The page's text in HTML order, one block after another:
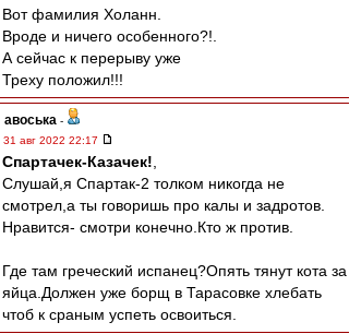
Вот фамилия Холанн.
Вроде и ничего особенного?!.
А сейчас к перерыву уже
Треху положил!!!
авоська -
31 авг 2022 22:17
Спартачек-Казачек!
Слушай,я Спартак-2 толком никогда не
смотрел,а ты говоришь про калы и задротов.
Нравится- смотри конечно.Кто ж против.
Где там греческий испанец?Опять тянут кота за
яйца.Должен уже борщ в Тарасовке хлебать
чтоб к сраным успеть освоиться.